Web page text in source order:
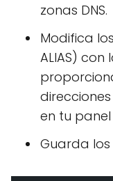
zonas DNS.
Modifica
ALIAS) con
en tu
Guarda